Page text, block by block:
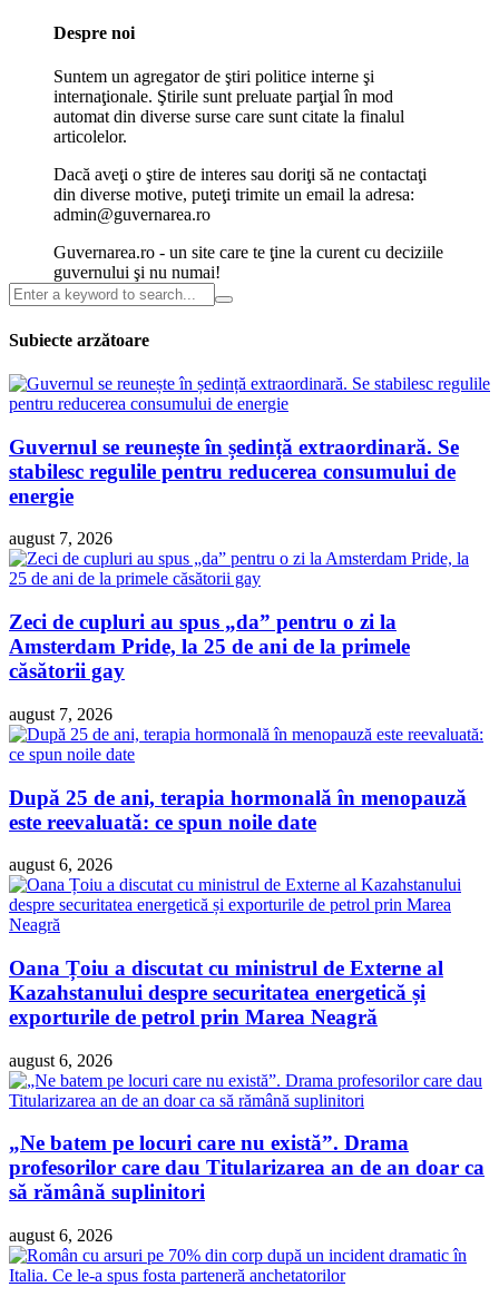
Despre noi
Suntem un agregator de ştiri politice interne şi
internaţionale. Ştirile sunt preluate parţial în mod
automat din diverse surse care sunt citate la finalul
articolelor.
Dacă aveţi o ştire de interes sau doriţi să ne contactaţi
din diverse motive, puteţi trimite un email la adresa:
admin@guvernarea.ro
Guvernarea.ro - un site care te ţine la curent cu deciziile
guvernului şi nu numai!
Subiecte arzătoare
Guvernul se reunește în ședință extraordinară. Se
stabilesc regulile pentru reducerea consumului de
energie
august 7, 2026
Zeci de cupluri au spus „da” pentru o zi la
Amsterdam Pride, la 25 de ani de la primele
căsătorii gay
august 7, 2026
După 25 de ani, terapia hormonală în menopauză
este reevaluată: ce spun noile date
august 6, 2026
Oana Țoiu a discutat cu ministrul de Externe al
Kazahstanului despre securitatea energetică și
exporturile de petrol prin Marea Neagră
august 6, 2026
„Ne batem pe locuri care nu există”. Drama
profesorilor care dau Titularizarea an de an doar ca
să rămână suplinitori
august 6, 2026